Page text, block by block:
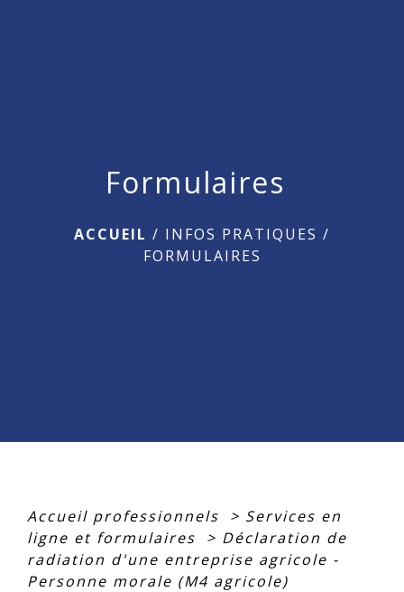
Formulaires
ACCUEIL / INFOS PRATIQUES /
FORMULAIRES
Accueil professionnels > Services en
ligne et formulaires
> Déclaration de
radiation d'une entreprise agricole -
Personne morale (M4 agricole)